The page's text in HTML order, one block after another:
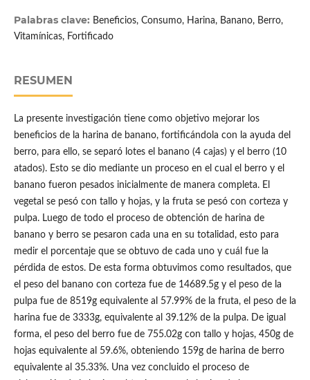
Palabras clave: Beneficios, Consumo, Harina, Banano, Berro,
Vitamínicas, Fortificado
RESUMEN
La presente investigación tiene como objetivo mejorar los
beneficios de la harina de banano, fortificándola con la ayuda del
berro, para ello, se separó lotes el banano (4 cajas) y el berro (10
atados). Esto se dio mediante un proceso en el cual el berro y el
banano fueron pesados inicialmente de manera completa. El
vegetal se pesó con tallo y hojas, y la fruta se pesó con corteza y
pulpa. Luego de todo el proceso de obtención de harina de
banano y berro se pesaron cada una en su totalidad, esto para
medir el porcentaje que se obtuvo de cada uno y cuál fue la
pérdida de estos. De esta forma obtuvimos como resultados, que
el peso del banano con corteza fue de 14689.5g y el peso de la
pulpa fue de 8519g equivalente al 57.99% de la fruta, el peso de la
harina fue de 3333g, equivalente al 39.12% de la pulpa. De igual
forma, el peso del berro fue de 755.02g con tallo y hojas, 450g de
hojas equivalente al 59.6%, obteniendo 159g de harina de berro
equivalente al 35.33%. Una vez concluido el proceso de